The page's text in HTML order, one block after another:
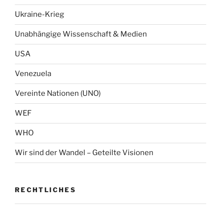
Ukraine-Krieg
Unabhängige Wissenschaft & Medien
USA
Venezuela
Vereinte Nationen (UNO)
WEF
WHO
Wir sind der Wandel – Geteilte Visionen
RECHTLICHES